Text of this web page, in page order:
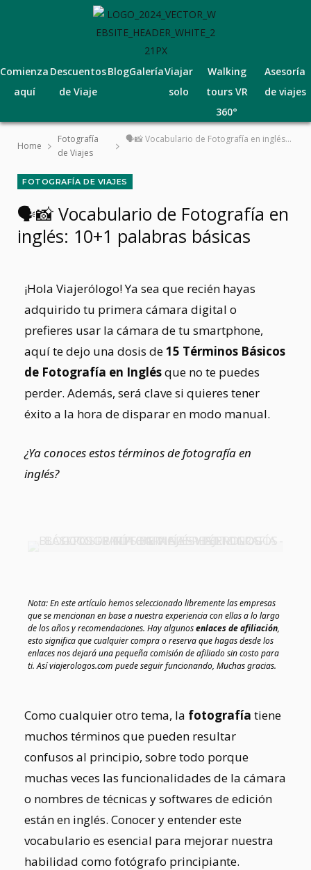
Comienza
aquí
Descuentos
de Viaje
BlogGaleríaViajar
solo
Walking
tours VR
360°
Asesoría
de viajes
Home
Fotografía
de Viajes
🗣️📸 Vocabulario de Fotografía en inglés: 10+1 palabras básicas
FOTOGRAFÍA DE VIAJES
🗣️📸 Vocabulario de Fotografía en
inglés: 10+1 palabras básicas
¡Hola Viajerólogo!Ya sea que recién hayas
adquirido tu primera cámara digital o
prefieres usar la cámara de tu smartphone,
aquí te dejo una dosis de15 Términos Básicos
de Fotografía en Inglésque no te puedes
perder. Además, será clave si quieres tener
éxito a la hora de disparar en modo manual.
¿Ya conoces estos términos de fotografía en
inglés?
Nota: En este artículo hemos seleccionado libremente las empresas
que se mencionan en base a nuestra experiencia con ellas a lo largo
de los años y recomendaciones. Hay algunosenlaces de afiliación,
esto significa que cualquier compra o reserva que hagas desde los
enlaces nos dejará una pequeña comisión de afiliado sin costo para
ti. Así viajerologos.com puede seguir funcionando, Muchas gracias.
Como cualquier otro tema, la fotografía tiene
muchos términos que pueden resultar
confusos al principio, sobre todo porque
muchas veces las funcionalidades de la cámara
o nombres de técnicas y softwares de edición
están en inglés. Conocer y entender este
vocabulario es esencial para mejorar nuestra
habilidad como fotógrafo principiante.